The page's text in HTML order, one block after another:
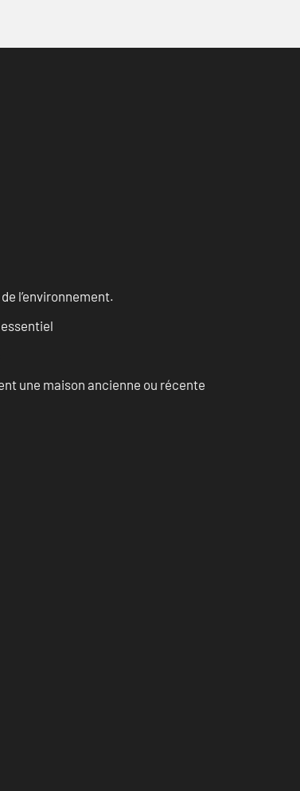
l’environnement.
une maison ancienne ou récente